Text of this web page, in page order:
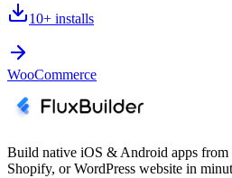
10+ installs
WooCommerce
Build native iOS & Android apps from
Shopify, or WordPress website in